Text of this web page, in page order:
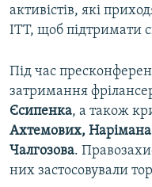
активістів, які
ІТТ, щоб підтримати
Під час
затримання
Єсипенка, а також
Ахтемових,
Чалгозова.
них застосовували